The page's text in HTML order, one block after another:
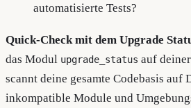
automatisierte Tests?
Quick-Check mit dem Upgrade
das Modul upgrade_status auf
scannt deine gesamte Codebasis auf
inkompatible Module und